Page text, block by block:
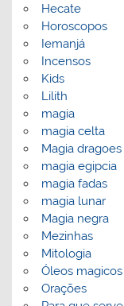
Hecate
Horoscopos
Iemanjá
Incensos
Kids
Lilith
magia
magia celta
Magia dragoes
magia egipcia
magia fadas
magia lunar
Magia negra
Mezinhas
Mitologia
Óleos magicos
Orações